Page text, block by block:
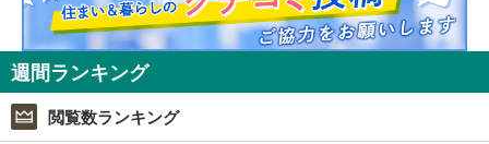
週間ランキング
閲覧数ランキング